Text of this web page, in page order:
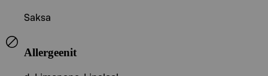
Saksa
Allergeenit